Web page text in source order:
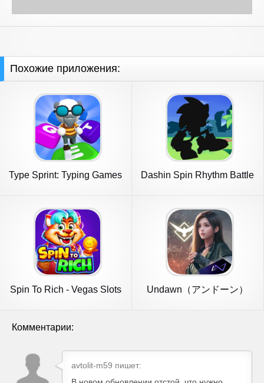
Похожие приложения:
Type Sprint: Typing Games Dashin Spin Rhythm Battle
Spin To Rich - Vegas Slots Undawn（アンドーン）
Комментарии:
avtolit-m59 пишет: